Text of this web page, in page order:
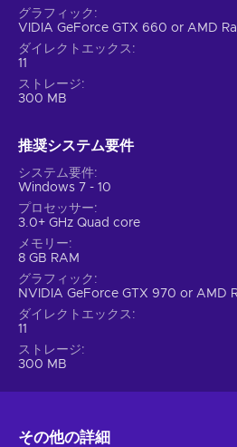
グラフィック
VIDIA GeForce GTX 660 or AMD
ダイレクトエックス
11
ストレージ
300 MB
推奨システム要件
システム要件
Windows 7 - 10
プロセッサー
3.0+ GHz Quad core
メモリー
8 GB RAM
グラフィック
NVIDIA GeForce GTX 970 or AMD
ダイレクトエックス
11
ストレージ
300 MB
その他の詳細